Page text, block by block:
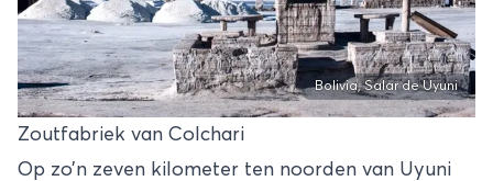
Bolivia, Salar de Uyuni
Zoutfabriek van Colchari
Op zo’n zeven kilometer ten noorden van Uyuni